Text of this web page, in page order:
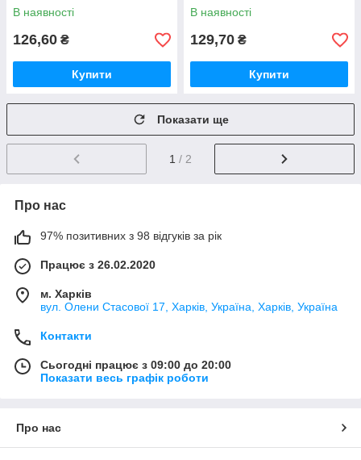
В наявності
126,60 ₴
Купити
В наявності
129,70 ₴
Купити
Показати ще
1 / 2
Про нас
97% позитивних з 98 відгуків за рік
Працює з 26.02.2020
м. Харків
вул. Олени Стасової 17, Харків, Україна, Харків, Україна
Контакти
Сьогодні працює з 09:00 до 20:00
Показати весь графік роботи
Про нас